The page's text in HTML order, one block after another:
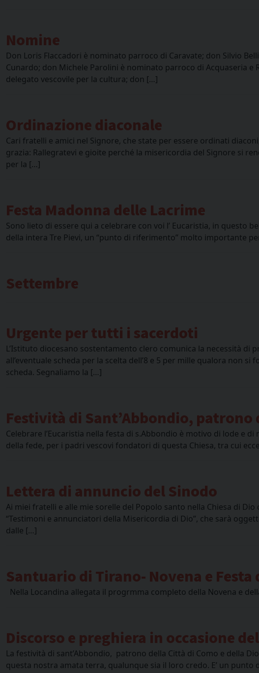
Nomine
Don Loris Flaccadori è nominato parroco di Caravate; don Silvio
Cunardo; don Michele Parolini è nominato parroco di Acquaseria
delegato vescovile per la cultura; don […]
Ordinazione diaconale
Cari fratelli e amici nel Signore, che state per essere ordinati
grazia: Rallegratevi e gioite perché la misericordia del Signore si
per la […]
Festa Madonna delle Lacrime
Sono lieto di essere qui a celebrare con voi l’ Eucaristia, in
della intera Tre Pievi, un “punto di riferimento” molto importante
Settembre
Urgente per tutti i sacerdoti
L’Istituto diocesano sostentamento clero comunica la necessità
all’eventuale scheda per la scelta dell’8 e 5 per mille qualora non
scheda. Segnaliamo la […]
Festività di Sant’Abbondio, patrono
Celebrare l’Eucaristia nella festa di s.Abbondio è motivo di lode e
della fede, per i padri vescovi fondatori di questa Chiesa, tra cui
Lettera di annuncio del Sinodo
Ai miei fratelli e alle mie sorelle del Popolo santo nella Chiesa di
“Testimoni e annunciatori della Misericordia di Dio”, che sarà
dalle […]
Santuario di Tirano- Novena e Festa
Nella Locandina allegata il progrmma completo della Novena e
Discorso e preghiera in occasione
La festività di sant’Abbondio, patrono della Città di Como e della
questa nostra amata terra, qualunque sia il loro credo. E’ un